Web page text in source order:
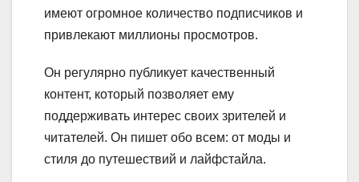
имеют огромное количество подписчиков и
привлекают миллионы просмотров.
Он регулярно публикует качественный
контент, который позволяет ему
поддерживать интерес своих зрителей и
читателей. Он пишет обо всем: от моды и
стиля до путешествий и лайфстайла.